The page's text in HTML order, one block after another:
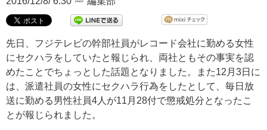
先日、フジテレビの幹部社員がレコード会社に勤める女性
にセクハラをしていたと報じられ、両社ともその事実を認
めたことでちょっとした話題となりました。また12月3日に
は、派遣社員の女性にセクハラ行為をしたとして、毎日放
送に勤める男性社員4人が11月28付で懲戒処分となったこ
とが報じられました。